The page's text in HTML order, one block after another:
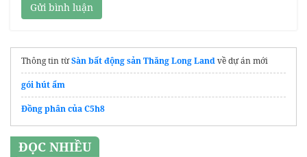
Gửi bình luận
Thông tin từSàn bất động sản Thăng Long Landvề dự án mới
gói hút ẩm
Đồng phân của C5h8
ĐỌC NHIỀU